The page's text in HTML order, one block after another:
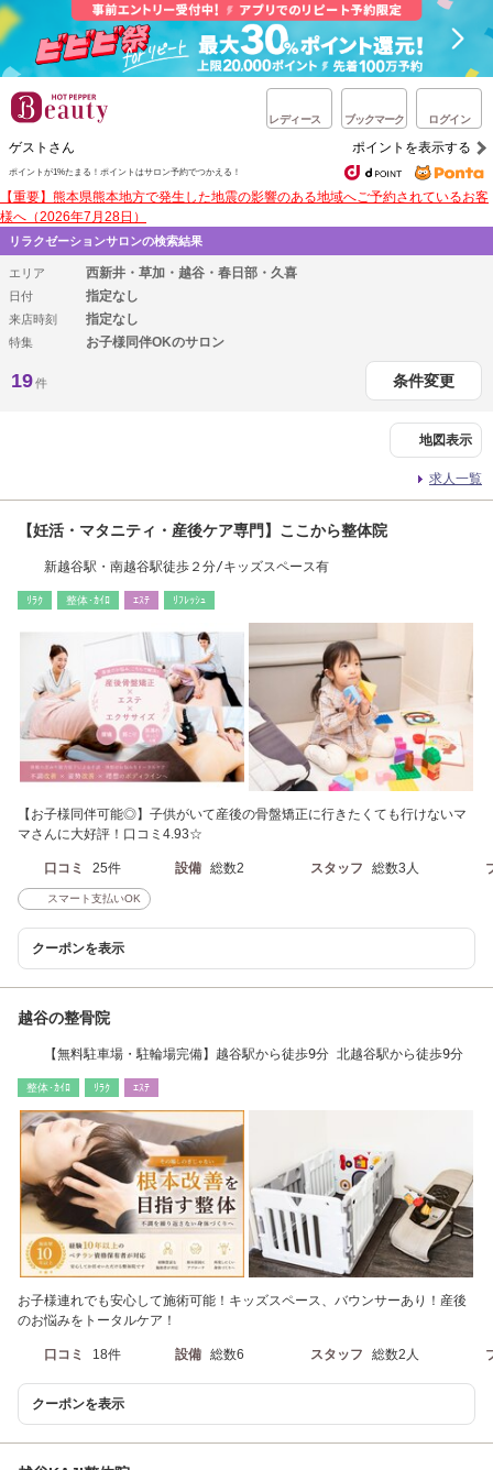
レディース ブックマーク ログイン
ゲストさん ポイントを表示する
ポイントが1%たまる！ ポイントはサロン予約でつかえる！
【重要】熊本県熊本地方で発生した地震の影響のある地域へご予約されているお客
様へ（2026年7月28日）
リラクゼーションサロンの検索結果
エリア 西新井・草加・越谷・春日部・久喜
日付 指定なし
来店時刻 指定なし
特集 お子様同伴OKのサロン
19件 条件変更
地図表示
求人一覧
【妊活・マタニティ・産後ケア専門】ここから整体院
新越谷駅・南越谷駅徒歩２分/キッズスペース有
ﾘﾗｸ 整体･ｶｲﾛ ｴｽﾃ ﾘﾌﾚｯｼｭ
【お子様同伴可能◎】子供がいて産後の骨盤矯正に行きたくても行けないマ
マさんに大好評！口コミ4.93☆
口コミ 25件 設備 総数2 スタッフ 総数3人
スマート支払いOK
クーポンを表示
越谷の整骨院
【無料駐車場・駐輪場完備】越谷駅から徒歩9分 北越谷駅から徒歩9分
整体･ｶｲﾛ ﾘﾗｸ ｴｽﾃ
お子様連れでも安心して施術可能！キッズスペース、バウンサーあり！産後
のお悩みをトータルケア！
口コミ 18件 設備 総数6 スタッフ 総数2人
クーポンを表示